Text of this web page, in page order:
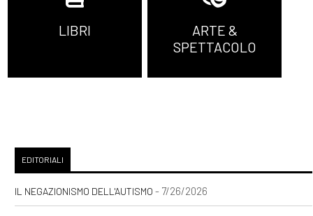
LIBRI
ARTE &
SPETTACOLO
EDITORIALI
IL NEGAZIONISMO DELL'AUTISMO - 7/26/2026